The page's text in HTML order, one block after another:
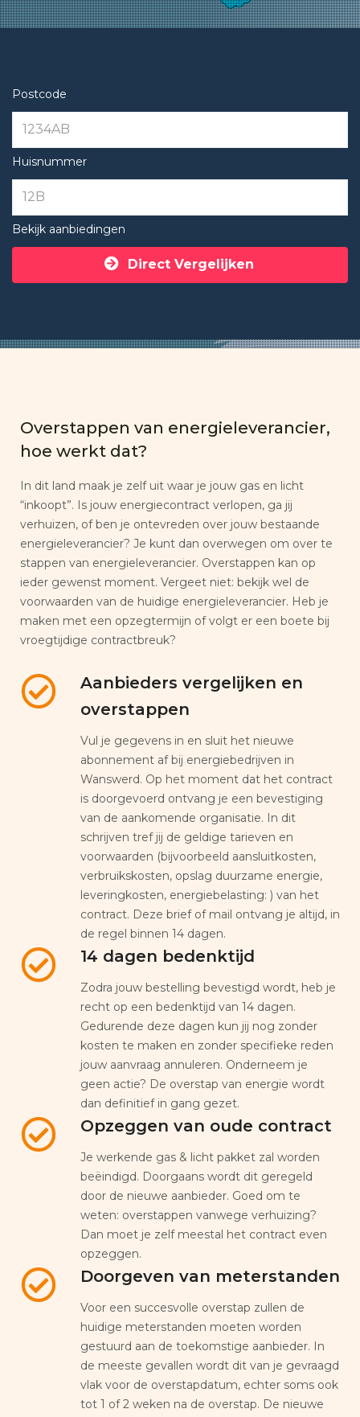
Postcode
Huisnummer
Bekijk aanbiedingen
Direct Vergelijken
Overstappen van energieleverancier,
hoe werkt dat?
In dit land maak je zelf uit waar je jouw gas en licht
“inkoopt”. Is jouw energiecontract verlopen, ga jij
verhuizen, of ben je ontevreden over jouw bestaande
energieleverancier? Je kunt dan overwegen om over te
stappen van energieleverancier. Overstappen kan op
ieder gewenst moment. Vergeet niet: bekijk wel de
voorwaarden van de huidige energieleverancier. Heb je
maken met een opzegtermijn of volgt er een boete bij
vroegtijdige contractbreuk?
Aanbieders vergelijken en
overstappen
Vul je gegevens in en sluit het nieuwe
abonnement af bij energiebedrijven in
Wanswerd. Op het moment dat het contract
is doorgevoerd ontvang je een bevestiging
van de aankomende organisatie. In dit
schrijven tref jij de geldige tarieven en
voorwaarden (bijvoorbeeld aansluitkosten,
verbruikskosten, opslag duurzame energie,
leveringkosten, energiebelasting: ) van het
contract. Deze brief of mail ontvang je altijd, in
de regel binnen 14 dagen.
14 dagen bedenktijd
Zodra jouw bestelling bevestigd wordt, heb je
recht op een bedenktijd van 14 dagen.
Gedurende deze dagen kun jij nog zonder
kosten te maken en zonder specifieke reden
jouw aanvraag annuleren. Onderneem je
geen actie? De overstap van energie wordt
dan definitief in gang gezet.
Opzeggen van oude contract
Je werkende gas & licht pakket zal worden
beëindigd. Doorgaans wordt dit geregeld
door de nieuwe aanbieder. Goed om te
weten: overstappen vanwege verhuizing?
Dan moet je zelf meestal het contract even
opzeggen.
Doorgeven van meterstanden
Voor een succesvolle overstap zullen de
huidige meterstanden moeten worden
gestuurd aan de toekomstige aanbieder. In
de meeste gevallen wordt dit van je gevraagd
vlak voor de overstapdatum, echter soms ook
tot 1 of 2 weken na de overstap. De nieuwe